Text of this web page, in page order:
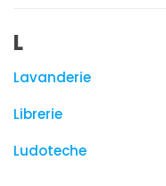
L
Lavanderie
Librerie
Ludoteche